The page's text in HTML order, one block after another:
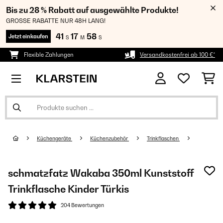
Bis zu 28 % Rabatt auf ausgewählte Produkte!
GROSSE RABATTE NUR 48H LANG!
Jetzt einkaufen 41 S 17 M 58 S
Flexible Zahlungen Versandkostenfrei ab 100 €*
Küchengeräte Küchenzubehör Trinkflaschen
schmatzfatz Wakaba 350ml Kunststoff
Trinkflasche Kinder Türkis
204 Bewertungen